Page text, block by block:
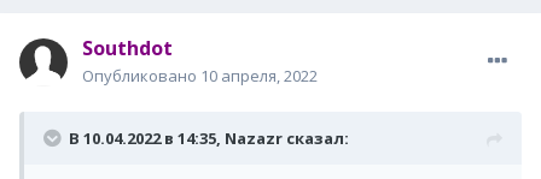
Southdot
Опубликовано 10 апреля, 2022
В 10.04.2022 в 14:35, Nazazr сказал: